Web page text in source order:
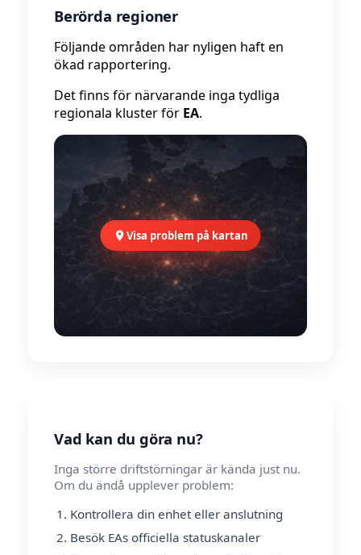
Berörda regioner
Följande områden har nyligen haft en
ökad rapportering.
Det finns för närvarande inga tydliga
regionala kluster för EA.
Visa problem på kartan
Vad kan du göra nu?
Inga större driftstörningar är kända just nu.
Om du ändå upplever problem:
Kontrollera din enhet eller anslutning
Besök EAs officiella statuskanaler